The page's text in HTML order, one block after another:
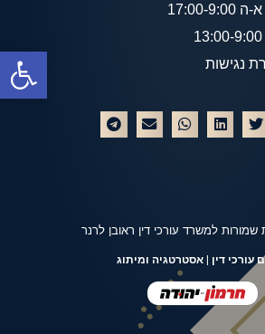
9:00
נגישות
שמורות למשרד עורכי דין ראובן לרנר
עורכי דין | אסטרטגיה ומיתוג